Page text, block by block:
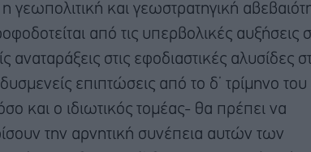
γεωπολιτική και γεωστρατηγική
από τις υπερβολικές αυξήσεις
αναταράξεις στις εφοδιαστικές αλυσίδες
επιπτώσεις από το δ’ τρίμηνο του
και ο ιδιωτικός τομέας- θα πρέπει να
την αρνητική συνέπεια αυτών των